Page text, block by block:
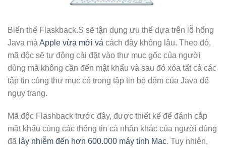
Biến thể Flaskback.S sẽ tận dụng ưu thế dựa trên lỗ hổng
Java mà Apple vừa mới vá cách đây không lâu. Theo đó,
mã độc sẽ tự động cài đặt vào thư mục gốc của người
dùng mà không cần đến mật khẩu và sau đó xóa tất cả các
tập tin cùng thư mục có trong tập tin bộ đệm của Java để
ngụy trang.
Mã độc Flashback trước đây, được thiết kế để đánh cắp
mật khẩu cùng các thông tin cá nhân khác của người dùng
đã lây nhiễm đến hơn 600.000 máy tính Mac. Tuy nhiên,